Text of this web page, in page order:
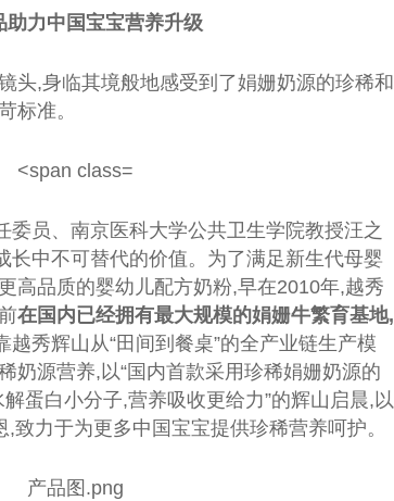
助力中国宝宝营养升级
头,身临其境般地感受到了娟姗奶源的珍稀和
标准。
委员 、南京医科大学公共卫生学院教授汪之
长中不可替代的价值。为了满足新生代母婴
高品质的婴幼儿配方奶粉,早在2010年,越秀
在国内已经拥有最大规模的娟姗牛繁育基地,
秀辉山从“田间到餐桌”的全产业链生产模
奶源营养,以“国内首款采用珍稀娟姗奶源的
蛋白小分子,营养吸收更给力”的辉山启晨,以
,致力于为更多中国 宝宝提供珍稀营养呵护。